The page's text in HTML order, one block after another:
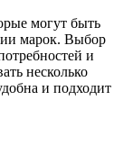
могут быть
марок. Выбор
и
несколько
и подходит